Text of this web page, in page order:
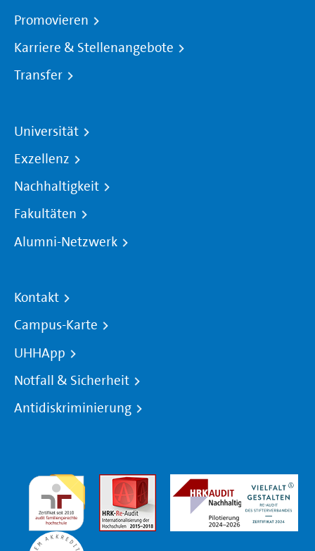
Promovieren
Karriere & Stellenangebote
Transfer
Universität
Exzellenz
Nachhaltigkeit
Fakultäten
Alumni-Netzwerk
Kontakt
Campus-Karte
UHHApp
Notfall & Sicherheit
Antidiskriminierung